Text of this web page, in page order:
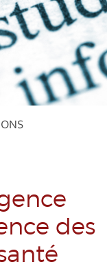
des